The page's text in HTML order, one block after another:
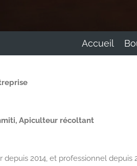
Accueil
Apiculteur récoltant
depuis 2014, et professionnel depuis